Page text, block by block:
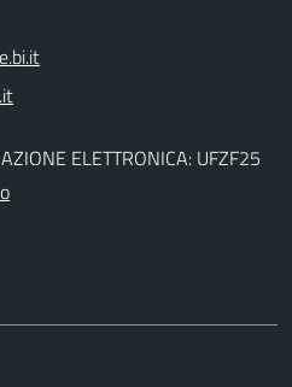
ELETTRONICA: UFZF25